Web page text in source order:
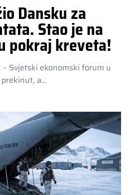
Dansku za
Stao je na
pokraj kreveta!
– Svjetski ekonomski forum u
a…